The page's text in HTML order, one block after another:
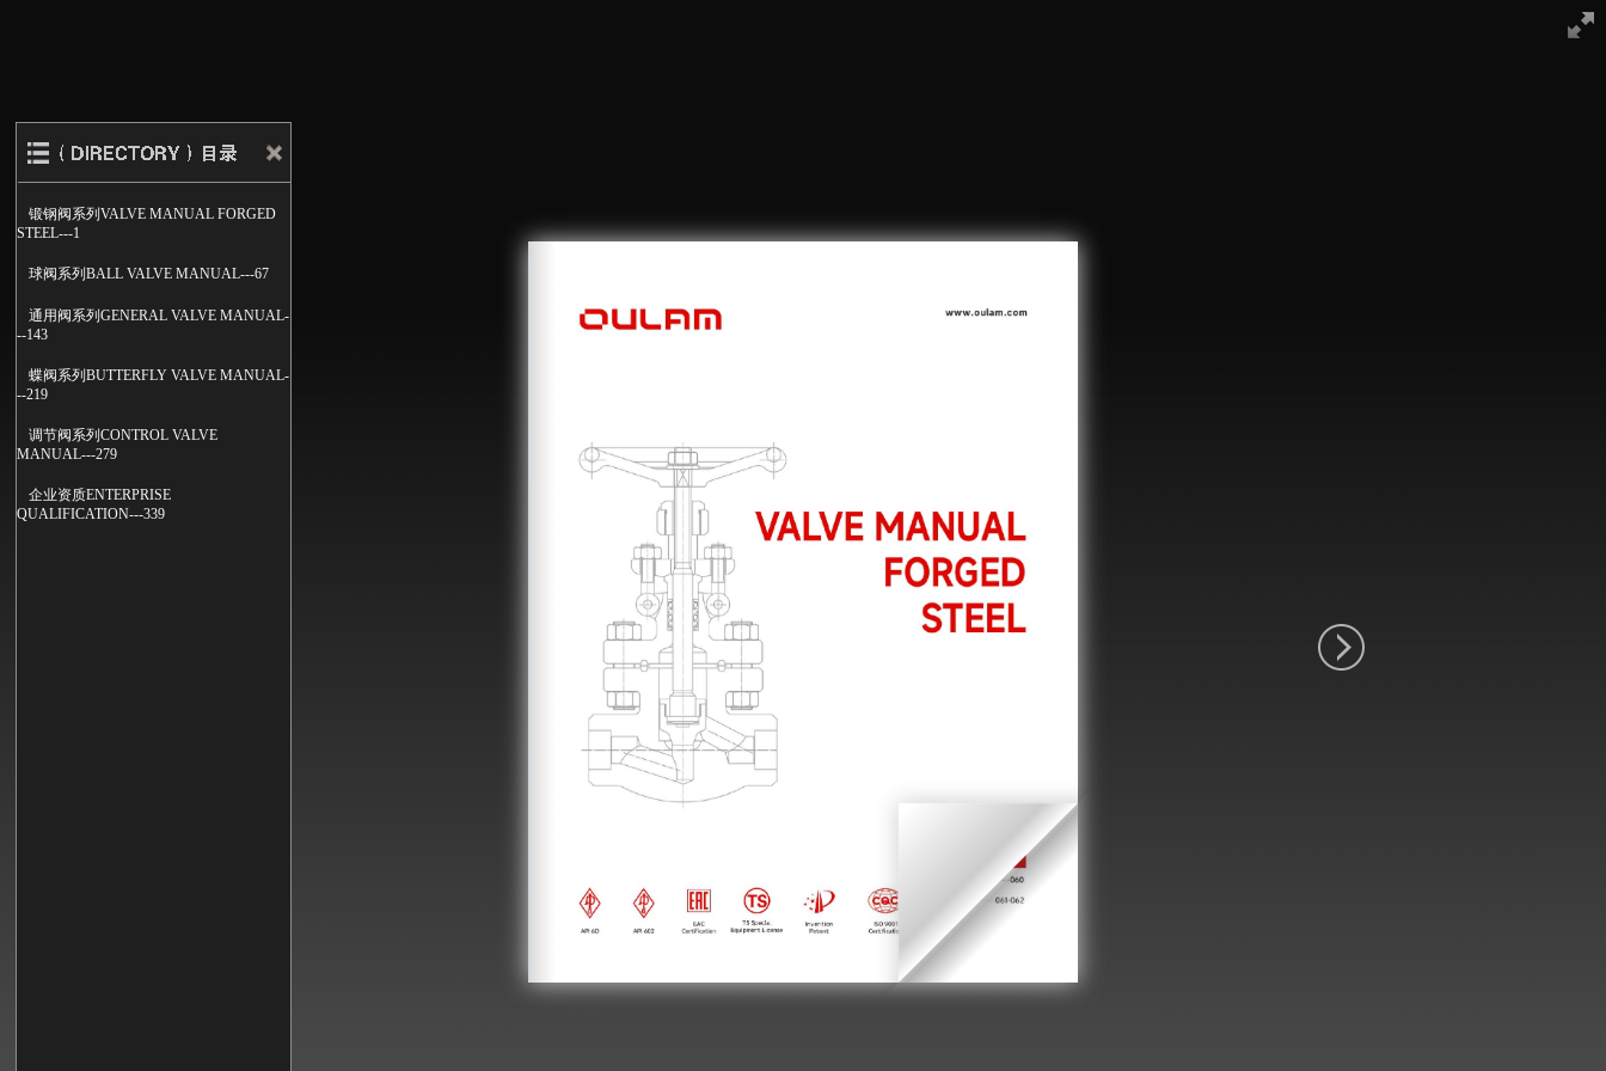
锻钢阀系列VALVE MANUAL FORGED
STEEL---1
球阀系列BALL VALVE MANUAL---67
通用阀系列GENERAL VALVE MANUAL-
--143
蝶阀系列BUTTERFLY VALVE MANUAL-
--219
调节阀系列CONTROL VALVE
MANUAL---279
企业资质ENTERPRISE
QUALIFICATION---339